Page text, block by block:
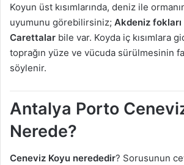
Koyun üst kısımlarında, deniz ile
uyumunu görebilirsiniz; Akdeniz fokları
Carettalar bile var. Koyda iç kısımlara
toprağın yüze ve vücuda sürülmesinin
söylenir.
Antalya Porto
Nerede?
Ceneviz Koyu nerededir? Sorusunun